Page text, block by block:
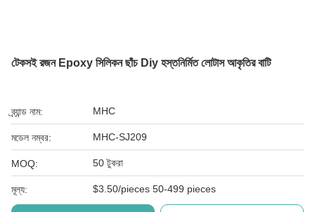
টেকসই রজন Epoxy সিলিকন ছাঁচ Diy হস্তনির্মিত লোটাস আকৃতির বাটি
ব্র্যান্ড নাম: MHC
মডেল নম্বর: MHC-SJ209
MOQ: 50 টুকরা
মূল্য: $3.50/pieces 50-499 pieces